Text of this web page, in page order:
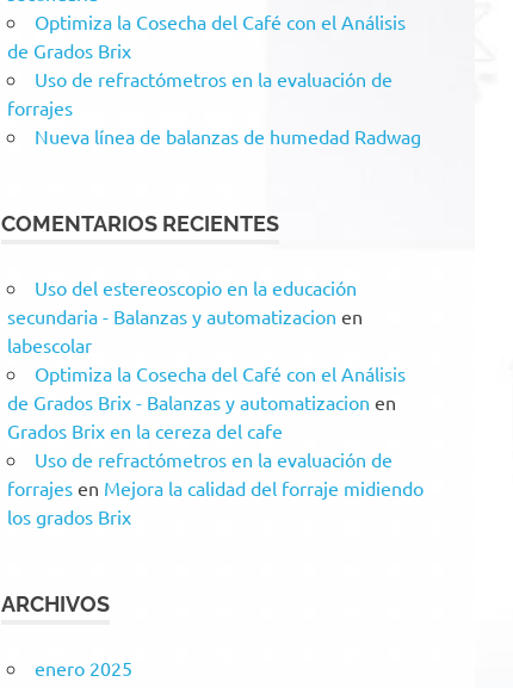
Optimiza la Cosecha del Café con el Análisis
de Grados Brix
Uso de refractómetros en la evaluación de
forrajes
Nueva línea de balanzas de humedad Radwag
COMENTARIOS RECIENTES
Uso del estereoscopio en la educación
secundaria - Balanzas y automatizacion en
labescolar
Optimiza la Cosecha del Café con el Análisis
de Grados Brix - Balanzas y automatizacion en
Grados Brix en la cereza del cafe
Uso de refractómetros en la evaluación de
forrajes en Mejora la calidad del forraje midiendo
los grados Brix
ARCHIVOS
enero 2025